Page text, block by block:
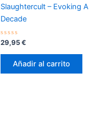
Slaughtercult – Evoking A
Decade
Valorado
con
0
29,95€
Añadir al carrito